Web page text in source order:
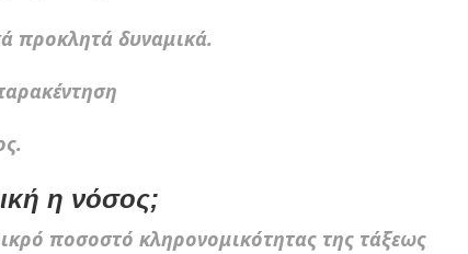
προκλητά δυναμικά.
η νόσος;
ποσοστό κληρονομικότητας της τάξεως